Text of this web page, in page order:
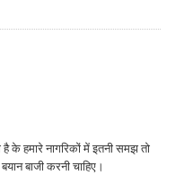
के हमारे नागरिकों में इतनी समझ तो
बाजी करनी चाहिए।